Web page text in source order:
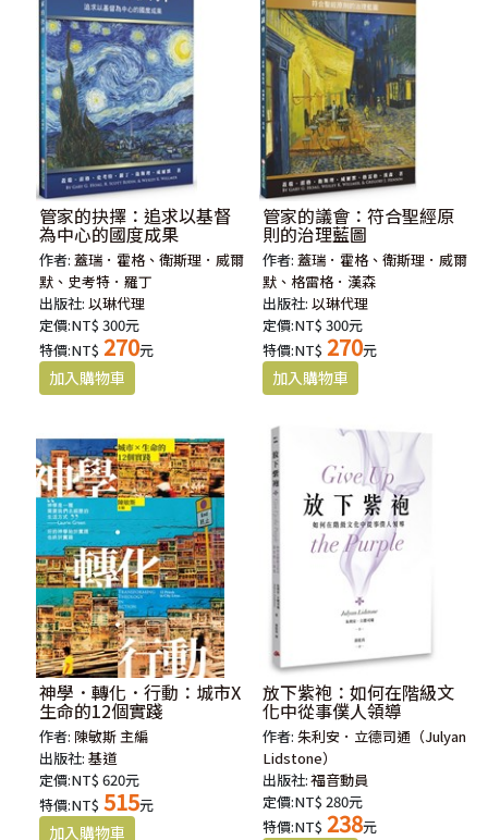
管家的抉擇：追求以基督
為中心的國度成果
作者:蓋瑞．霍格、衛斯理．威爾
默、史考特．羅丁
出版社:以琳代理
定價:NT$ 300元
特價:NT$ 270元
管家的議會：符合聖經原
則的治理藍圖
作者:蓋瑞．霍格、衛斯理．威爾
默、格雷格．漢森
出版社:以琳代理
定價:NT$ 300元
特價:NT$ 270元
神學．轉化．行動：城市X
生命的12個實踐
作者: 陳敏斯 主編
出版社:基道
定價:NT$ 620元
特價:NT$ 515元
放下紫袍：如何在階級文
化中從事僕人領導
作者:朱利安．立德司通（Julyan
Lidstone）
出版社:福音動員
定價:NT$ 280元
特價:NT$ 238元